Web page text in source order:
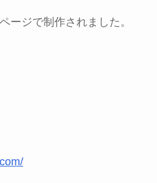
ージで制作されました。